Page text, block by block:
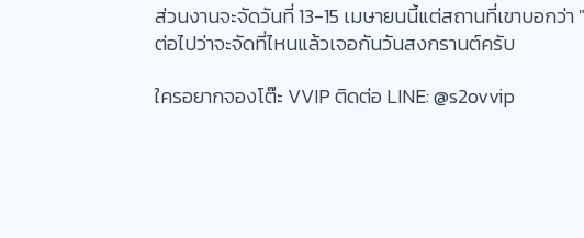
ส่วนงานจะจัดวันที่ 13-15 เมษายนนี้แต่สถานที่เขาบอก
ต่อไปว่าจะจัดที่ไหนแล้วเจอกันวันสงกรานต์ครับ
ใครอยากจองโต๊ะ VVIP ติดต่อ LINE: @s2ovvip